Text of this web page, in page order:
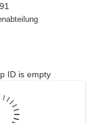
ID is empty